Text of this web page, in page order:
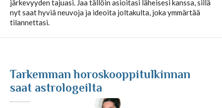
Vuosihoroskooppi
Parisuhdehoroskooppi
järkevyyden tajuasi. Jaa tällöin asioitasi läheisesi kanssa, sillä
nyt saat hyviä neuvoja ja ideoita joltakulta, joka ymmärtää
tilannettasi.
Tarkemman horoskooppitulkinnan
saat astrologeilta